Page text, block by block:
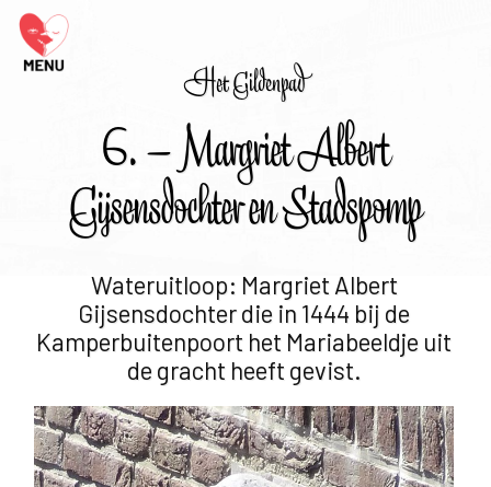
Het Gildenpad
6. – Margriet Albert
Gijsensdochter en Stadspomp
Wateruitloop: Margriet Albert
Gijsensdochter die in 1444 bij de
Kamperbuitenpoort het Mariabeeldje uit
de gracht heeft gevist.